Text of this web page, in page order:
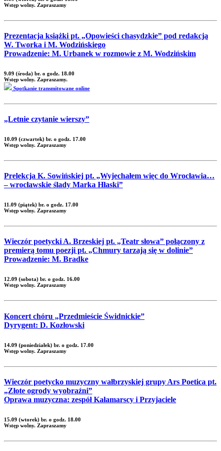
Wstęp wolny. Zapraszamy
Prezentacja książki pt. „Opowieści chasydzkie” pod redakcją
W. Tworka i M. Wodzińskiego
Prowadzenie: M. Urbanek w rozmowie z M. Wodzińskim
9.09 (środa) br. o godz. 18.00
Wstęp wolny. Zapraszamy.
Spotkanie transmitowane online
„Letnie czytanie wierszy”
10.09 (czwartek) br. o godz. 17.00
Wstęp wolny. Zapraszamy
Prelekcja K. Sowińskiej pt. „Wyjechałem więc do Wrocławia…
– wrocławskie ślady Marka Hłaski”
11.09 (piątek) br. o godz. 17.00
Wstęp wolny. Zapraszamy
Wieczór poetycki A. Brzeskiej pt. „Teatr słowa” połączony z
premierą tomu poezji pt. „Chmury tarzają się w dolinie”
Prowadzenie: M. Bradke
12.09 (sobota) br. o godz. 16.00
Wstęp wolny. Zapraszamy
Koncert chóru „Przedmieście Świdnickie”
Dyrygent: D. Kozłowski
14.09 (poniedziałek) br. o godz. 17.00
Wstęp wolny. Zapraszamy
Wieczór poetycko muzyczny wałbrzyskiej grupy Ars Poetica pt.
„Złote ogrody wyobraźni”
Oprawa muzyczna: zespół Kałamarscy i Przyjaciele
15.09 (wtorek) br. o godz. 18.00
Wstęp wolny. Zapraszamy